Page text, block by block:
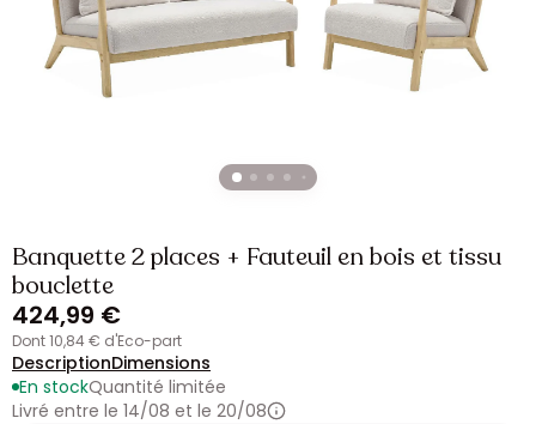
Banquette 2 places + Fauteuil en bois et tissu
bouclette
424,99 €
dont 10,84 € d'Eco-part
DescriptionDimensions
En stockQuantité limitée
Livré entre le 14/08 et le 20/08